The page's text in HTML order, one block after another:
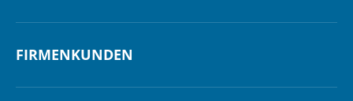
FIRMENKUNDEN